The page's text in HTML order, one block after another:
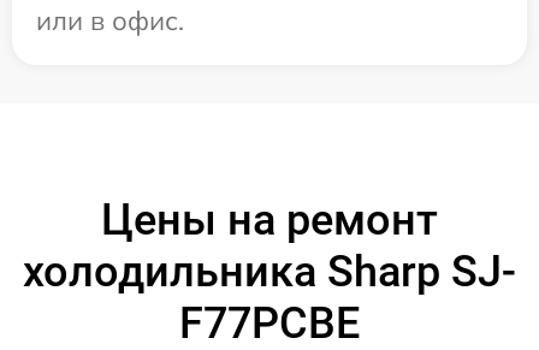
или в офис.
Цены на ремонт
холодильника Sharp SJ-
F77PCBE